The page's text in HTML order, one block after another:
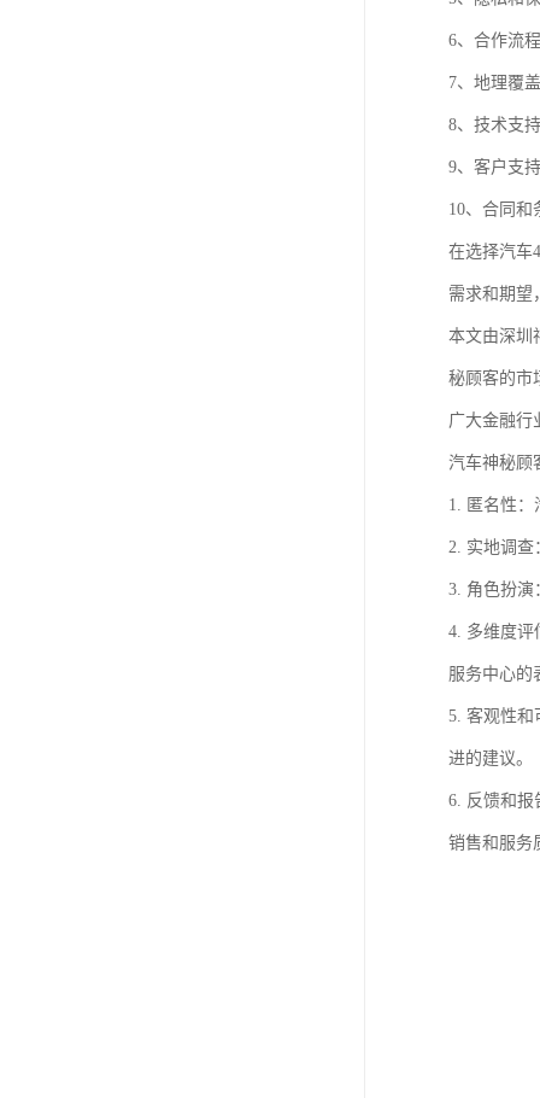
6、合作流
7、地理覆
8、技术支
9、客户支
10、合同和
在选择汽车
需求和期望
本文由深圳
秘顾客的市
广大金融行
汽车神秘顾
1. 匿名性：
2. 实地调查
3. 角色扮演
4. 多维度评
服务中心的
5. 客观性和
进的建议。
6. 反馈和报
销售和服务